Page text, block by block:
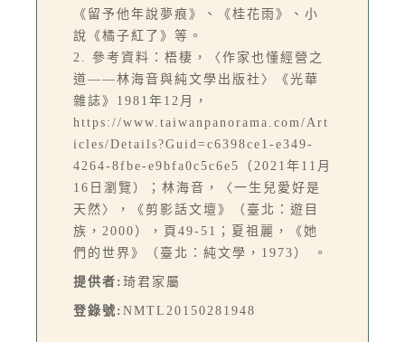
《留予他年說夢痕》、《桂花雨》、小
說《橘子紅了》等。
2. 參考資料：梧棲，〈作家也懂經營之
道——林海音與純文學出版社〉《光華
雜誌》1981年12月，
https://www.taiwanpanorama.com/Art
icles/Details?Guid=c6398ce1-e349-
4264-8fbe-e9bfa0c5c6e5（2021年11月
16日瀏覽）；林海音，〈一生兒愛好是
天然〉，《剪影話文壇》（臺北：遊目
族，2000），頁49-51；夏祖麗，《她
們的世界》（臺北：純文學，1973） 。
提供者: 琦君家屬
登錄號: NMTL20150281948